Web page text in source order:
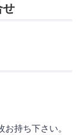
せ
持ち下さい。